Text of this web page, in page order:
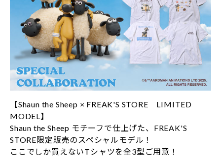
【Shaun the Sheep × FREAK'S STORE LIMITED
MODEL】
Shaun the Sheep モチーフで仕上げた、FREAK'S
STORE限定販売のスペシャルモデル！
ここでしか買えないTシャツを全3型ご用意！